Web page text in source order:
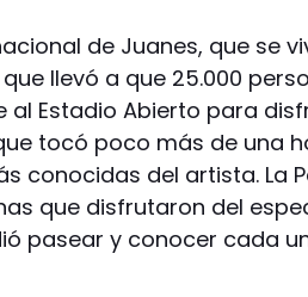
de Juanes, que se
llevó a que 25.000
al Estadio Abierto para
tocó poco más de una
conocidas del artista. La
que disfrutaron del
pasear y conocer cada